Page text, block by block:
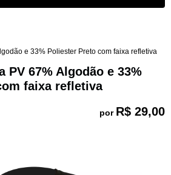
e 33% Poliester Preto com faixa refletiva
PV 67% Algodão e 33%
faixa refletiva
por R$ 29,00